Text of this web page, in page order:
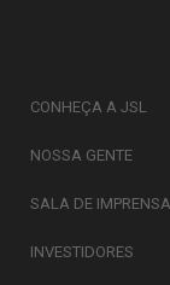
CONHEÇA A JSL
NOSSA GENTE
SALA DE IMPRENSA
INVESTIDORES